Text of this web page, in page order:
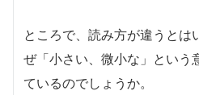
ところで、読み方が違うとは
ぜ「小さい、微小な」とい
ているのでしょうか。